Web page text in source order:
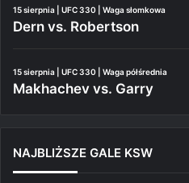
15 sierpnia | UFC 330 | Waga słomkowa
Dern vs. Robertson
15 sierpnia | UFC 330 | Waga półśrednia
Makhachev vs. Garry
NAJBLIŻSZE GALE KSW